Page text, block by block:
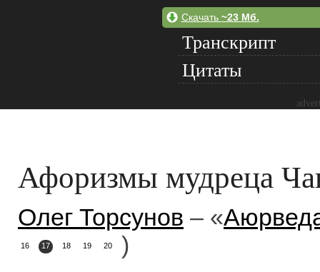
Скачать ~23 Мб.
Транскрипт
Цитаты
Афоризмы мудреца
Олег Торсунов – «
16 17 18 19 20
)